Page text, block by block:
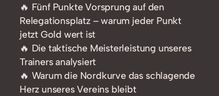
🔥 Fünf Punkte Vorsprung auf den
Relegationsplatz – warum jeder Punkt
jetzt Gold wert ist
🔥 Die taktische Meisterleistung unseres
Trainers analysiert
🔥 Warum die Nordkurve das schlagende
Herz unseres Vereins bleibt